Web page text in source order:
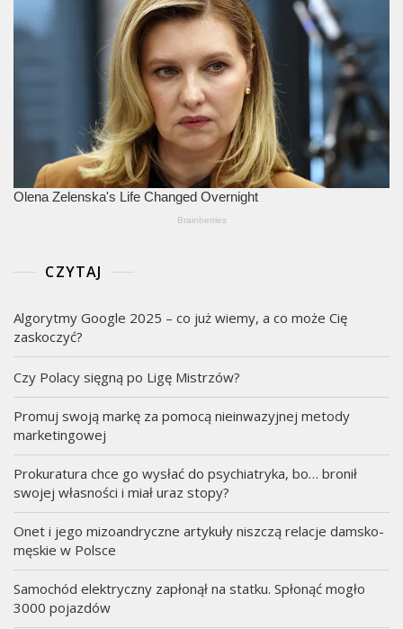
CZYTAJ
Algorytmy Google 2025 – co już wiemy, a co może Cię
zaskoczyć?
Czy Polacy sięgną po Ligę Mistrzów?
Promuj swoją markę za pomocą nieinwazyjnej metody
marketingowej
Prokuratura chce go wysłać do psychiatryka, bo… bronił
swojej własności i miał uraz stopy?
Onet i jego mizoandryczne artykuły niszczą relacje damsko-
męskie w Polsce
Samochód elektryczny zapłonął na statku. Spłonąć mogło
3000 pojazdów